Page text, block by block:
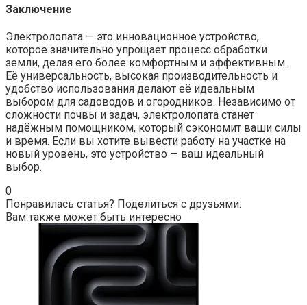
Заключение
Электролопата — это инновационное устройство,
которое значительно упрощает процесс обработки
земли, делая его более комфортным и эффективным.
Её универсальность, высокая производительность и
удобство использования делают её идеальным
выбором для садоводов и огородников. Независимо от
сложности почвы и задач, электролопата станет
надёжным помощником, который сэкономит ваши силы
и время. Если вы хотите вывести работу на участке на
новый уровень, это устройство — ваш идеальный
выбор.
0
Понравилась статья? Поделиться с друзьями:
Вам также может быть интересно